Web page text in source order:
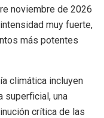
noviembre de 2026
muy fuerte,
más potentes
climática incluyen
superficial, una
crítica de las